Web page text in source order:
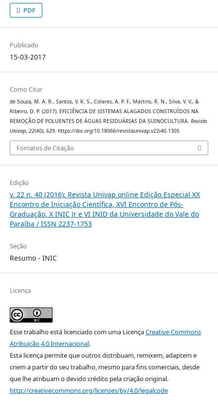
PDF
Publicado
15-03-2017
Como Citar
de Souza, M. A. R., Santos, V. K. S., Colares, A. P. F., Martins, R. N., Silva, V. V., &
Ribeiro, D. P. (2017). EFICIÊNCIA DE SISTEMAS ALAGADOS CONSTRUÍDOS NA
REMOÇÃO DE POLUENTES DE ÁGUAS RESIDUÁRIAS DA SUINOCULTURA. Revista
Univap, 22(40), 629. https://doi.org/10.18066/revistaunivap.v22i40.1305
Fomatos de Citação
Edição
v. 22 n. 40 (2016): Revista Univap online Edição Especial XX
Encontro de Iniciação Científica, XVI Encontro de Pós-
Graduação, X INIC Jr e VI INID da Universidade do Vale do
Paraíba / ISSN 2237-1753
Seção
Resumo - INIC
Licença
Esse trabalho está licenciado com uma LicençaCreative Commons
Atribuição 4.0 Internacional.
Esta licença permite que outros distribuam, remixem, adaptem e
criem a partir do seu trabalho, mesmo para fins comerciais, desde
que lhe atribuam o devido crédito pela criação original.
http://creativecommons.org/licenses/by/4.0/legalcode